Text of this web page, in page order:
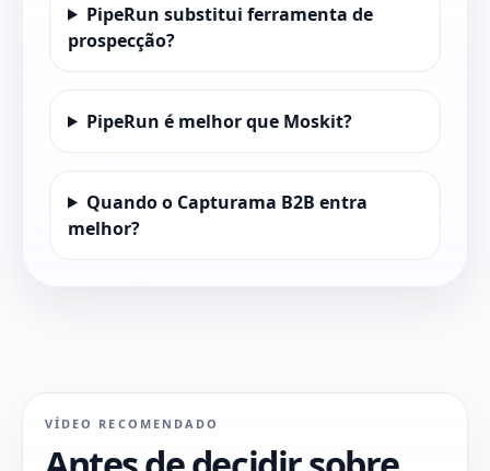
PipeRun substitui ferramenta de
prospecção?
PipeRun é melhor que Moskit?
Quando o Capturama B2B entra
melhor?
VÍDEO RECOMENDADO